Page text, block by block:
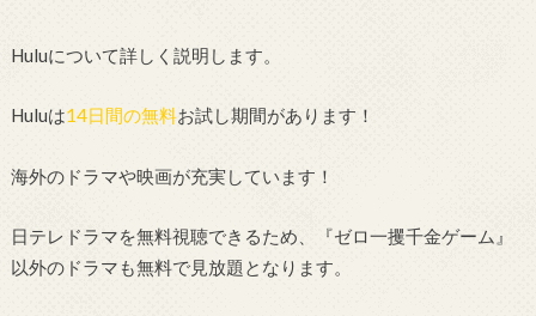
Huluについて詳しく説明します。
Huluは14日間の無料お試し期間があります！
海外のドラマや映画が充実しています！
日テレドラマを無料視聴できるため、『ゼロ一攫千金ゲーム』
以外のドラマも無料で見放題となります。